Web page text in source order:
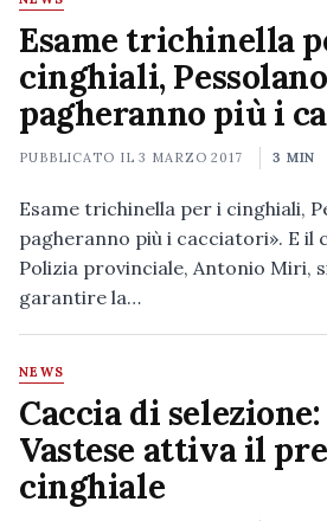
Esame trichinella
cinghiali,
pagheranno più i
PUBBLICATO IL3 MARZO 2017 3 MIN
Esame trichinella per i cinghiali,
pagheranno più i cacciatori». E il
Polizia provinciale, Antonio Miri,
garantire la…
NEWS
Caccia di selezione:
Vastese attiva il
cinghiale